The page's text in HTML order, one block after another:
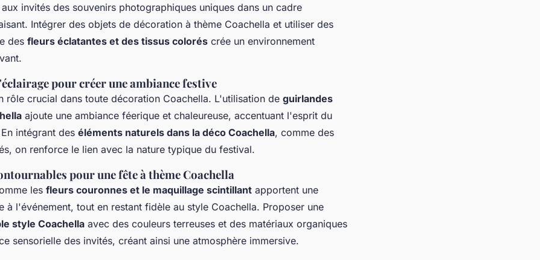
invités des souvenirs photographiques uniques dans un cadre
Intégrer des objets de décoration à thème Coachella et utiliser des
des fleurs éclatantes et des tissus colorés crée un environnement
pour créer une ambiance festive
rôle crucial dans toute décoration Coachella. L'utilisation de guirlandes
ajoute une ambiance féerique et chaleureuse, accentuant l'esprit du
intégrant des éléments naturels dans la déco Coachella, comme des
on renforce le lien avec la nature typique du festival.
pour une fête à thème Coachella
les fleurs couronnes et le maquillage scintillant apportent une
à l'événement, tout en restant fidèle au style Coachella. Proposer une
style Coachella avec des couleurs terreuses et des matériaux organiques
sensorielle des invités, créant ainsi une atmosphère immersive.